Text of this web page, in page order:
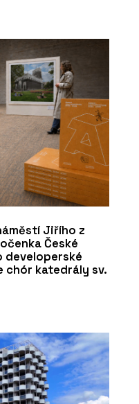
Jiřího z
České
developerské
chór katedrály sv.